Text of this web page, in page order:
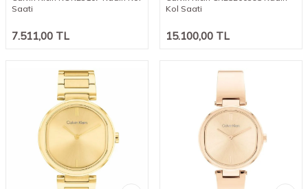
Saati
7.511,00 TL
Kol Saati
15.100,00 TL